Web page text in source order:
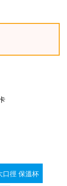
口徑 保溫杯